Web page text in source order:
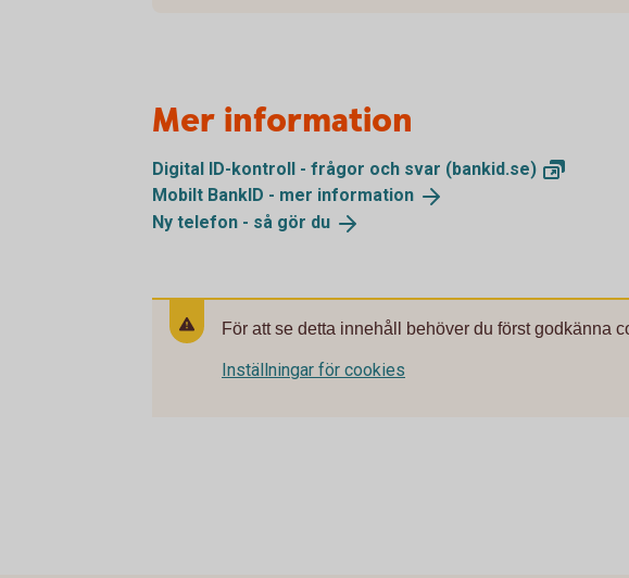
Mer information
Digital ID-kontroll - frågor och svar (bankid.se)
Mobilt BankID - mer information
Ny telefon - så gör du
För att se detta innehåll behöver du först godkänna
Inställningar för cookies